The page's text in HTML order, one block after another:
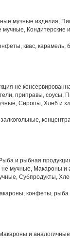
мучные изделия,
мучные, Кондитерские
квас, карамель,
не
приправы, соусы,
Сиропы, Хлеб и
и рыбная
не мучные, Макароны и
Субпродукты,
конфеты,
и